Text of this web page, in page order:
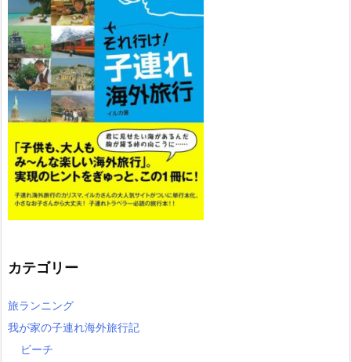
カテゴリー
旅ランニング
我が家の子連れ海外旅行記
ビーチ